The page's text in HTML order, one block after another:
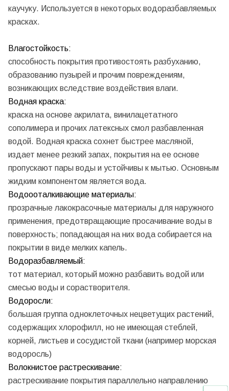
каучуку. Используется в некоторых водоразбавляемых
красках.
Влагостойкость:
способность покрытия противостоять разбуханию,
образованию пузырей и прочим повреждениям,
возникающих вследствие воздействия влаги.
Водная краска:
краска на основе акрилата, винилацетатного
сополимера и прочих латексных смол разбавленная
водой. Водная краска сохнет быстрее масляной,
издает менее резкий запах, покрытия на ее основе
пропускают пары воды и устойчивы к мытью. Основным
жидким компонентом является вода.
Водоооталкивающие материалы:
прозрачные лакокрасочные материалы для наружного
применения, предотвращающие просачивание воды в
поверхность; попадающая на них вода собирается на
покрытии в виде мелких капель.
Водоразбавляемый:
тот материал, который можно разбавить водой или
смесью воды и сорастворителя.
Водоросли:
большая группа одноклеточных нецветущих растений,
содержащих хлорофилл, но не имеющая стеблей,
корней, листьев и сосудистой ткани (например морская
водоросль)
Волокнистое растрескивание:
растрескивание покрытия параллельно направлению